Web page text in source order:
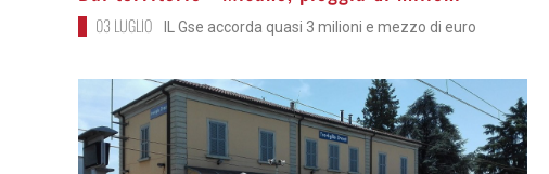
03 LUGLIO IL Gse accorda quasi 3 milioni e mezzo di euro